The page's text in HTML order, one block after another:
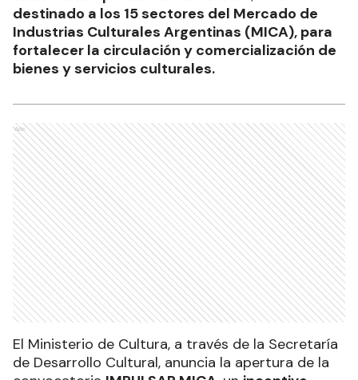
destinado a los 15 sectores del Mercado de
Industrias Culturales Argentinas (MICA), para
fortalecer la circulación y comercialización de
bienes y servicios culturales.
Ads
El Ministerio de Cultura, a través de la Secretaría
de Desarrollo Cultural, anuncia la apertura de la